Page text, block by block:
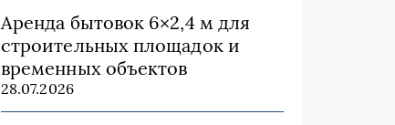
Аренда бытовок 6×2,4 м для
строительных площадок и
временных объектов
28.07.2026